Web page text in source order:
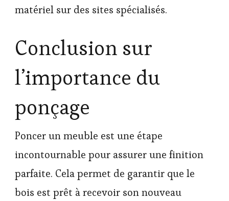
matériel sur des sites spécialisés.
Conclusion sur
l’importance du
ponçage
Poncer un meuble est une étape
incontournable pour assurer une finition
parfaite. Cela permet de garantir que le
bois est prêt à recevoir son nouveau